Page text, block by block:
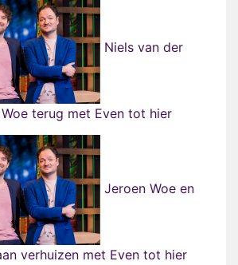
Niels van der
terug met Even tot hier
Jeroen Woe en
verhuizen met Even tot hier